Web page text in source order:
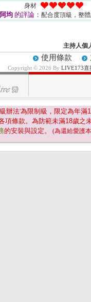
身材
均 的評論： 配合度頂級，整
主持人個
使用條款
Copyright © 2026 By LIVE173直
辦法'為限制級，限定為年滿
項條款。為防範未滿18歲之
的安裝與設定。 (為還給愛護